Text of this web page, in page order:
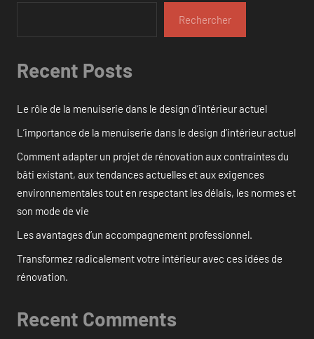
Rechercher
Recent Posts
Le rôle de la menuiserie dans le design d’intérieur actuel
L’importance de la menuiserie dans le design d’intérieur actuel
Comment adapter un projet de rénovation aux contraintes du
bâti existant, aux tendances actuelles et aux exigences
environnementales tout en respectant les délais, les normes et
son mode de vie
Les avantages d’un accompagnement professionnel.
Transformez radicalement votre intérieur avec ces idées de
rénovation.
Recent Comments